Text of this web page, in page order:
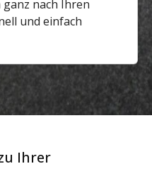
ganz nach Ihren
und einfach
Ihrer